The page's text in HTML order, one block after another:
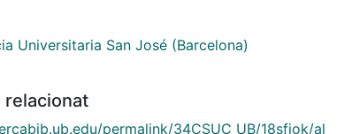
Universitaria San José (Barcelona)
relacionat
permalink/34CSUC_UB/18sfiok/al